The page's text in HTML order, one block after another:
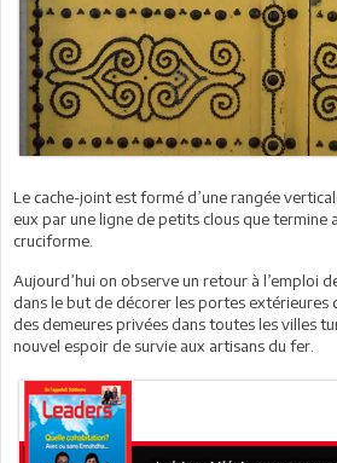
Le cache-joint est formé d’une rangée
eux par une ligne de petits clous que termine
cruciforme.
Aujourd’hui on observe un retour à l’emploi
dans le but de décorer les portes extérieures
des demeures privées dans toutes les villes
nouvel espoir de survie aux artisans du fer.